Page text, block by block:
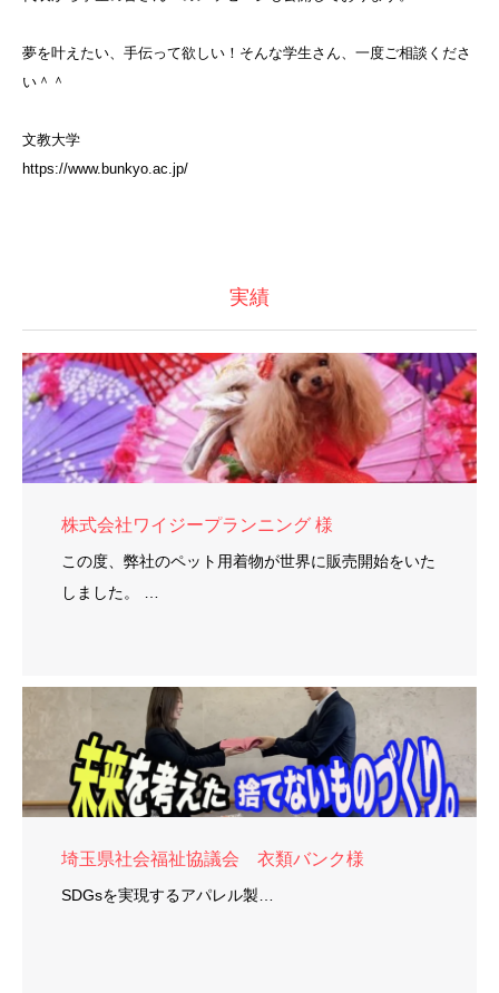
夢を叶えたい、手伝って欲しい！そんな学生さん、一度ご相談くださ
い＾＾
文教大学
https://www.bunkyo.ac.jp/
実績
株式会社ワイジープランニング 様
この度、弊社のペット用着物が世界に販売開始をいた
しました。 …
埼玉県社会福祉協議会 衣類バンク様
SDGsを実現するアパレル製…